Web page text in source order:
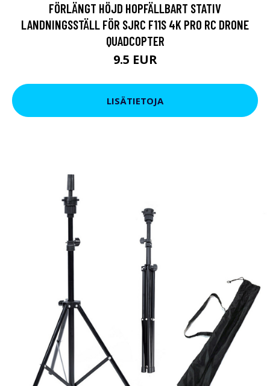
FÖRLÄNGT HÖJD HOPFÄLLBART STATIV
LANDNINGSSTÄLL FÖR SJRC F11S 4K PRO RC DRONE
QUADCOPTER
9.5 EUR
LISÄTIETOJA